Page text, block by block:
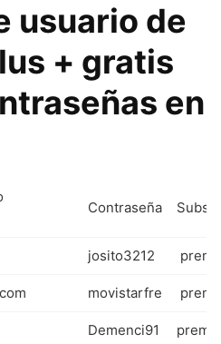
usuario de
+ gratis
en
Contraseña
josito3212
movistarfre
Demenci91